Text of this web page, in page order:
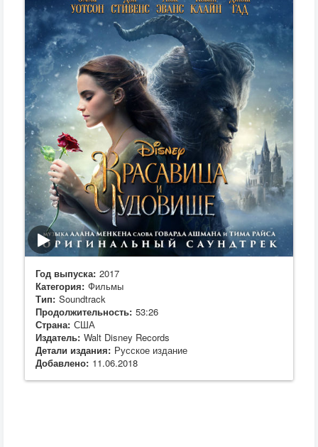
Год выпуска: 2017
Категория: Фильмы
Тип: Soundtrack
Продолжительность: 53:26
Страна: США
Издатель: Walt Disney Records
Детали издания: Русское издание
Добавлено: 11.06.2018